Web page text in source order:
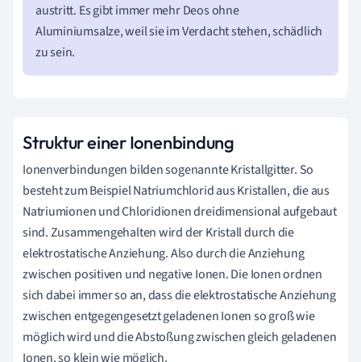
austritt. Es gibt immer mehr Deos ohne
Aluminiumsalze, weil sie im Verdacht stehen, schädlich
zu sein.
Struktur einer Ionenbindung
Ionenverbindungen bilden sogenannte Kristallgitter. So
besteht zum Beispiel Natriumchlorid aus Kristallen, die aus
Natriumionen und Chloridionen dreidimensional aufgebaut
sind. Zusammengehalten wird der Kristall durch die
elektrostatische Anziehung. Also durch die Anziehung
zwischen positiven und negative Ionen. Die Ionen ordnen
sich dabei immer so an, dass die elektrostatische Anziehung
zwischen entgegengesetzt geladenen Ionen so groß wie
möglich wird und die Abstoßung zwischen gleich geladenen
Ionen, so klein wie möglich.